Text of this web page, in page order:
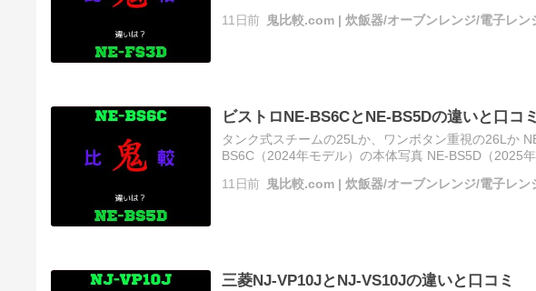
11日前 鬼比較.com | 炊飯器/オーブンレンジ/電子レン
ビストロNE-BS6CとNE-BS5Dの違いと口コミ
タンク式スチームの25Lか、ワンボタン重視の26Lか
BS6C（2024年モデル）の本体写真 NE-BS5D（2025
11日前 鬼比較.com | 炊飯器/オーブンレンジ/電子レン
三菱NJ-VP10JとNJ-VS10Jの違いと口コミ